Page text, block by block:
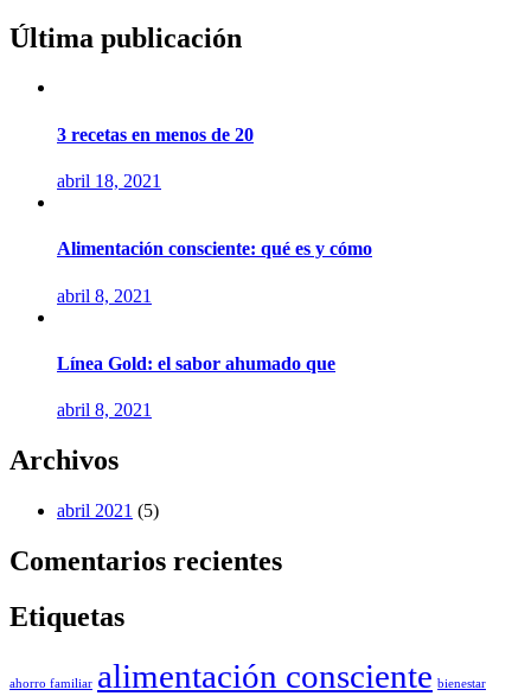
Última publicación
3 recetas en menos de 20
abril 18, 2021
Alimentación consciente: qué es y cómo
abril 8, 2021
Línea Gold: el sabor ahumado que
abril 8, 2021
Archivos
abril 2021 (5)
Comentarios recientes
Etiquetas
ahorro familiar alimentación consciente bienestar